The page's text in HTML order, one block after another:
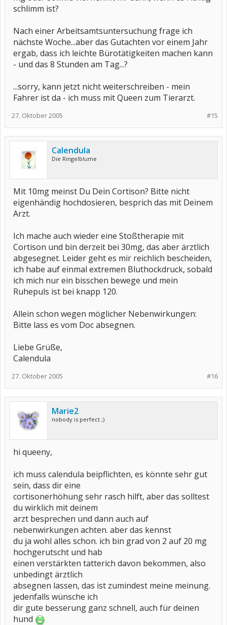
schlimm ist?
Nach einer Arbeitsamtsuntersuchung frage ich
nächste Woche...aber das Gutachten vor einem Jahr
ergab, dass ich leichte Bürotätigkeiten machen kann
- und das 8 Stunden am Tag...?
...sorry, kann jetzt nicht weiterschreiben - mein
Fahrer ist da - ich muss mit Queen zum Tierarzt.
#15
27. Oktober 2005
Calendula
Die Ringelblume
Mit 10mg meinst Du Dein Cortison? Bitte nicht
eigenhändig hochdosieren, besprich das mit Deinem
Arzt.
Ich mache auch wieder eine Stoßtherapie mit
Cortison und bin derzeit bei 30mg, das aber ärztlich
abgesegnet. Leider geht es mir reichlich bescheiden,
ich habe auf einmal extremen Bluthockdruck, sobald
ich mich nur ein bisschen bewege und mein
Ruhepuls ist bei knapp 120.
Allein schon wegen möglicher Nebenwirkungen:
Bitte lass es vom Doc absegnen.
Liebe Grüße,
Calendula
#16
27. Oktober 2005
Marie2
nobody is perfect ;)
hi queeny,
ich muss calendula beipflichten, es könnte sehr gut
sein, dass dir eine
cortisonerhöhung sehr rasch hilft, aber das solltest
du wirklich mit deinem
arzt besprechen und dann auch auf
nebenwirkungen achten. aber das kennst
du ja wohl alles schon. ich bin grad von 2 auf 20 mg
hochgerutscht und hab
einen verstärkten tatterich davon bekommen, also
unbedingt ärztlich
absegnen lassen, das ist zumindest meine meinung.
jedenfalls wünsche ich
dir gute besserung ganz schnell, auch für deinen
hund